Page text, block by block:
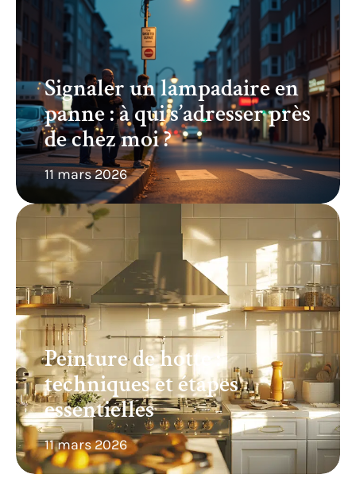
Signaler un lampadaire en
panne : à qui s’adresser près
de chez moi ?
11 mars 2026
Peinture de hotte :
techniques et étapes
essentielles
11 mars 2026